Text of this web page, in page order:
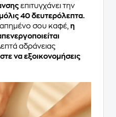
επιτυγχάνει την
40 δευτερόλεπτα.
σου καφέ, η
αδράνειας
να εξοικονομήσεις